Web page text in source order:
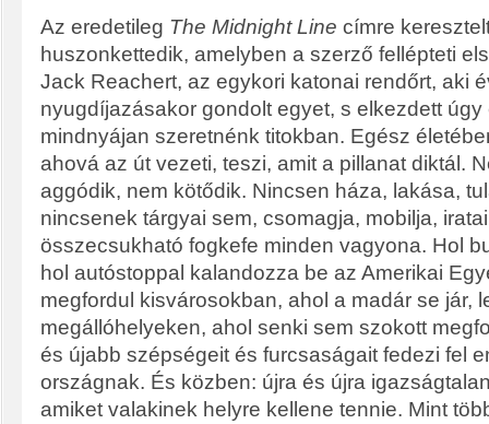
Az eredetileg The Midnight Line címre
huszonkettedik, amelyben a szerző fellépteti
Jack Reachert, az egykori katonai rendőrt, aki
nyugdíjazásakor gondolt egyet, s elkezdett
mindnyájan szeretnénk titokban. Egész
ahová az út vezeti, teszi, amit a pillanat diktál.
aggódik, nem kötődik. Nincsen háza, lakása,
nincsenek tárgyai sem, csomagja, mobilja,
összecsukható fogkefe minden vagyona. Hol
hol autóstoppal kalandozza be az Amerikai
megfordul kisvárosokban, ahol a madár se jár,
megállóhelyeken, ahol senki sem szokott
és újabb szépségeit és furcsaságait fedezi fel
országnak. És közben: újra és újra
amiket valakinek helyre kellene tennie. Mint